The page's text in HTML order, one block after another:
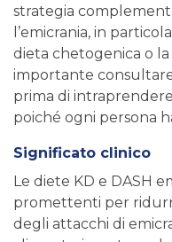
strategia
l’emicrania, in
dieta chetogenica o la
importante
prima di
poiché ogni persona
Significato clinico
Le diete KD e DASH
promettenti per
degli attacchi di